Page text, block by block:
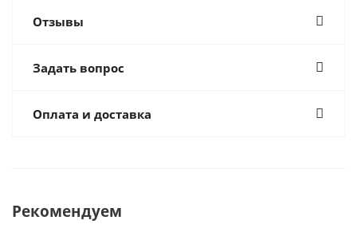
Отзывы
Задать вопрос
Оплата и доставка
Рекомендуем